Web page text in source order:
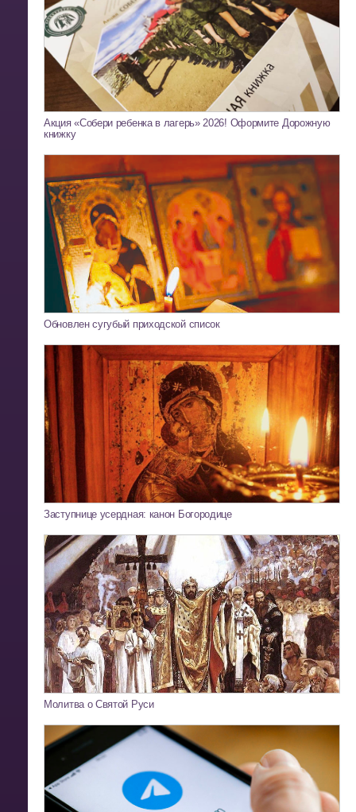
Акция «Собери ребенка в лагерь» 2026! Оформите Дорожную
книжку
Обновлен сугубый приходской список
Заступнице усердная: канон Богородице
Молитва о Святой Руси